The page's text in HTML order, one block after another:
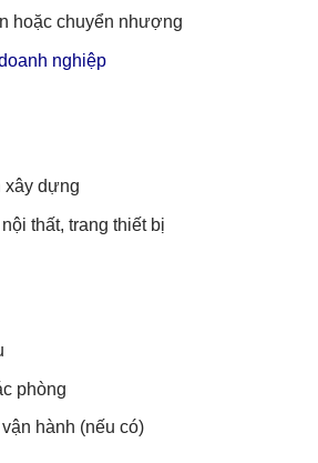
hoặc chuyển nhượng
nghiệp
xây dựng
thất, trang thiết bị
phòng
hành (nếu có)